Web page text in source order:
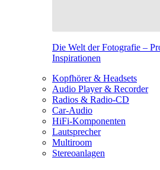
Die Welt der Fotografie –
Inspirationen
Kopfhörer & Headsets
Audio Player & Recorder
Radios & Radio-CD
Car-Audio
HiFi-Komponenten
Lautsprecher
Multiroom
Stereoanlagen